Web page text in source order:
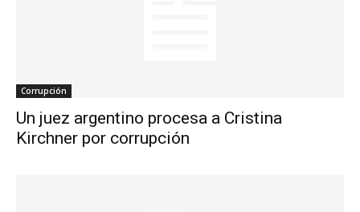
Corrupción
Un juez argentino procesa a Cristina
Kirchner por corrupción